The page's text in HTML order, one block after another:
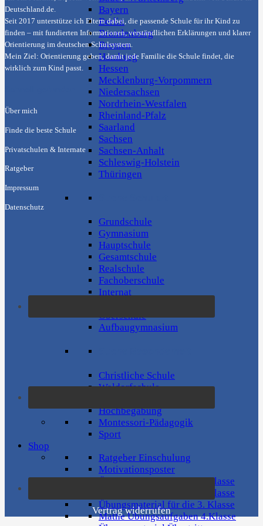
Bayern
Berlin
Brandenburg
Bremen
Hamburg
Hessen
Mecklenburg-Vorpommern
Niedersachsen
Nordrhein-Westfalen
Rheinland-Pfalz
Saarland
Sachsen
Sachsen-Anhalt
Schleswig-Holstein
Thüringen
Grundschule
Gymnasium
Hauptschule
Gesamtschule
Realschule
Fachoberschule
Internat
Oberschule
Aufbaugymnasium
Christliche Schule
Waldorfschule
Hochbegabung
Montessori-Pädagogik
Sport
Shop
Ratgeber Einschulung
Motivationsposter
Übungsmaterial für die 1. Klasse
Übungsmaterial für die 2. Klasse
Übungsmaterial für die 3. Klasse
Mathe Übungsaufgaben 4.Klasse
Deutschland.de
Seit 2017 unterstütze ich Eltern dabei, die passende Schule für ihr Kind zu
finden – mit fundierten Informationen, verständlichen Erklärungen und klarer
Orientierung im deutschen Schulsystem.
Mein Ziel: Orientierung geben, damit jede Familie die Schule findet, die
wirklich zum Kind passt.
Über mich
Finde die beste Schule
Privatschulen & Internate
Ratgeber
Impressum
Datenschutz
Vertrag widerrufen